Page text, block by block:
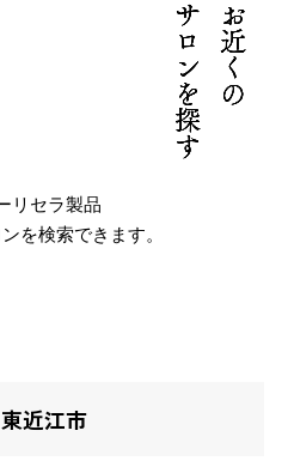
角質ケア｜ポレーシ
ョン
毛穴洗浄
毛穴洗浄＆リフトア
お近くの
サロンを探す
リセラ製品
を検索できます。
東近江市